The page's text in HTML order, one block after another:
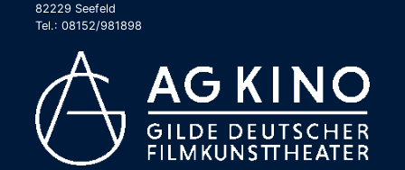
82229 Seefeld
Tel.: 08152/981898